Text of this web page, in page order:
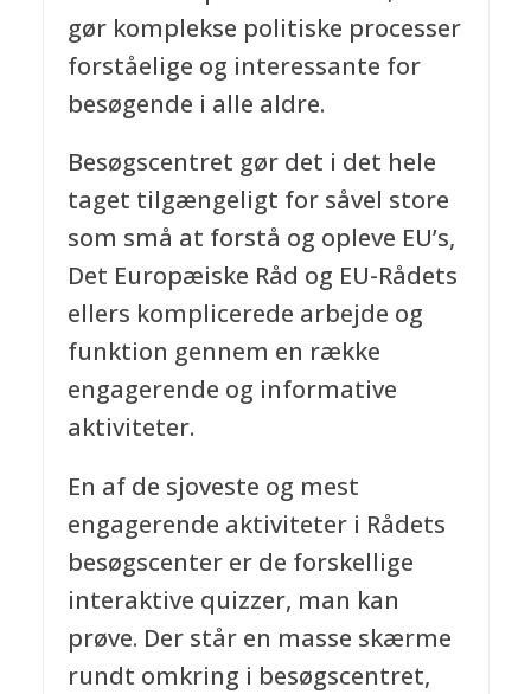
gør komplekse politiske processer
forståelige og interessante for
besøgende i alle aldre.
Besøgscentret gør det i det hele
taget tilgængeligt for såvel store
som små at forstå og opleve EU’s,
Det Europæiske Råd og EU-Rådets
ellers komplicerede arbejde og
funktion gennem en række
engagerende og informative
aktiviteter.
En af de sjoveste og mest
engagerende aktiviteter i Rådets
besøgscenter er de forskellige
interaktive quizzer, man kan
prøve. Der står en masse skærme
rundt omkring i besøgscentret,